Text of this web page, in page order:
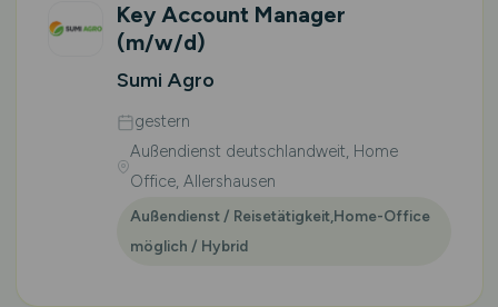
Key Account Manager
(m/w/d)
Sumi Agro
gestern
Außendienst deutschlandweit, Home
Office, Allershausen
Außendienst / Reisetätigkeit,Home-Office
möglich / Hybrid